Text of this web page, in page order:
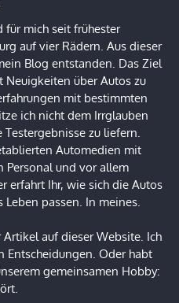
für mich seit frühester
auf vier Rädern. Aus dieser
Blog entstanden. Das Ziel
Neuigkeiten über Autos zu
mit bestimmten
ich nicht dem Irrglauben
zu liefern.
Automedien mit
Personal und vor allem
erfahrt Ihr, wie sich die Autos
passen. In meines.
auf dieser Website. Ich
Entscheidungen. Oder habt
gemeinsamen Hobby: